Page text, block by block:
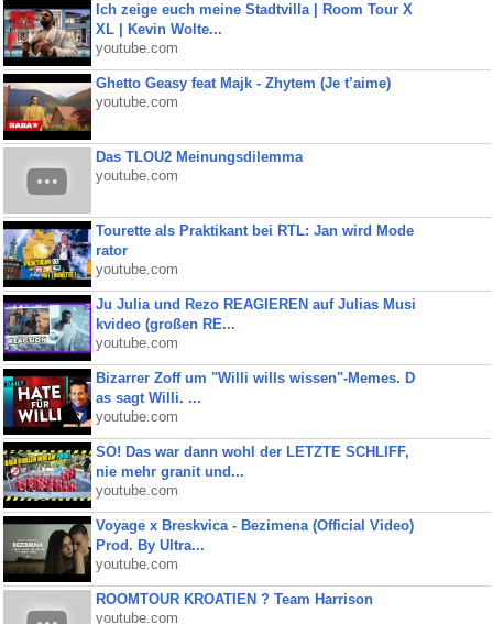
Ich zeige euch meine Stadtvilla | Room Tour X
XL | Kevin Wolte...
youtube.com
Ghetto Geasy feat Majk - Zhytem (Je t’aime)
youtube.com
Das TLOU2 Meinungsdilemma
youtube.com
Tourette als Praktikant bei RTL: Jan wird Mode
rator
youtube.com
Ju Julia und Rezo REAGIEREN auf Julias Musi
kvideo (großen RE...
youtube.com
Bizarrer Zoff um "Willi wills wissen"-Memes. D
as sagt Willi. ...
youtube.com
SO! Das war dann wohl der LETZTE SCHLIFF,
nie mehr granit und...
youtube.com
Voyage x Breskvica - Bezimena (Official Video)
Prod. By Ultra...
youtube.com
ROOMTOUR KROATIEN ? Team Harrison
youtube.com